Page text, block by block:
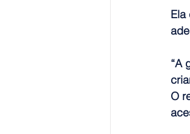
Ela
“A
O